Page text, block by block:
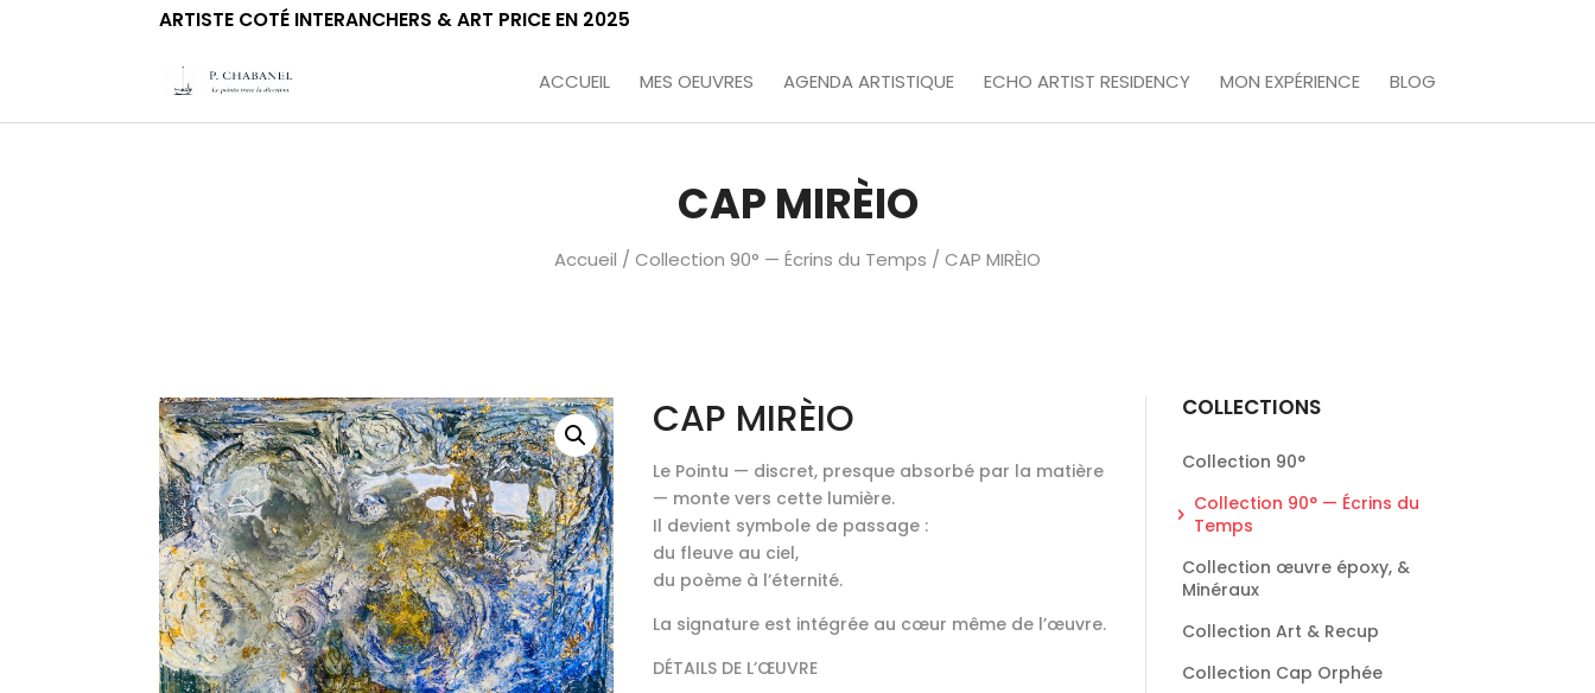
ARTISTE COTÉ INTERANCHERS & ART PRICE EN 2025
ACCUEIL MES OEUVRES AGENDA ARTISTIQUE ECHO ARTIST RESIDENCY MON EXPÉRIENCE BLOG
CAP MIRÈIO
Accueil / Collection 90° — Écrins du Temps / CAP MIRÈIO
CAP MIRÈIO
Le Pointu — discret, presque absorbé par la matière
— monte vers cette lumière.
Il devient symbole de passage :
du fleuve au ciel,
du poème à l’éternité.
La signature est intégrée au cœur même de l’œuvre.
DÉTAILS DE L’ŒUVRE
COLLECTIONS
Collection 90°
Collection 90° — Écrins du
Temps
Collection œuvre époxy, &
Minéraux
Collection Art & Recup
Collection Cap Orphée